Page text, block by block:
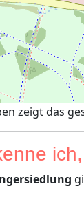
zeigt das